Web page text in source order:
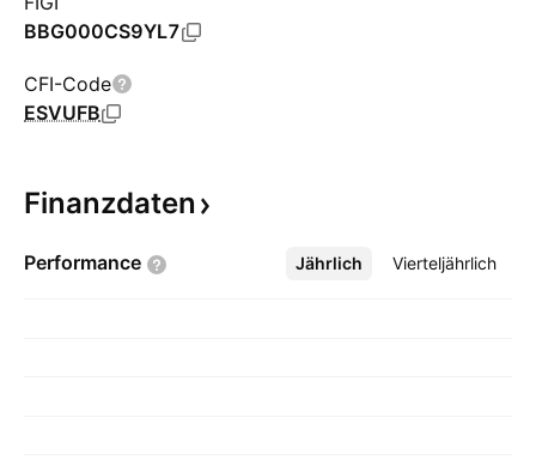
BBG000CS9YL7
CFI-Code
ESVUFB
Finanzdaten
Performance Jährlich Vierteljährlich
Mehr